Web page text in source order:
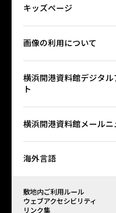
キッズページ
画像の利用について
横浜開港資料館デジタル
ト
横浜開港資料館メールニ
海外言語
敷地内ご利用ルール
ウェブアクセシビリティ
リンク集